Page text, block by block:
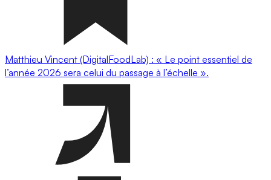
Matthieu Vincent (DigitalFoodLab) : « Le point essentiel de
l’année 2026 sera celui du passage à l’échelle ».